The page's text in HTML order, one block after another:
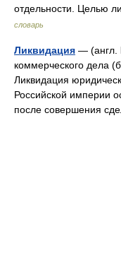
отдельности. Целью
словарь
Ликвидация — (англ.
коммерческого дела
Ликвидация
Российской империи
после совершения